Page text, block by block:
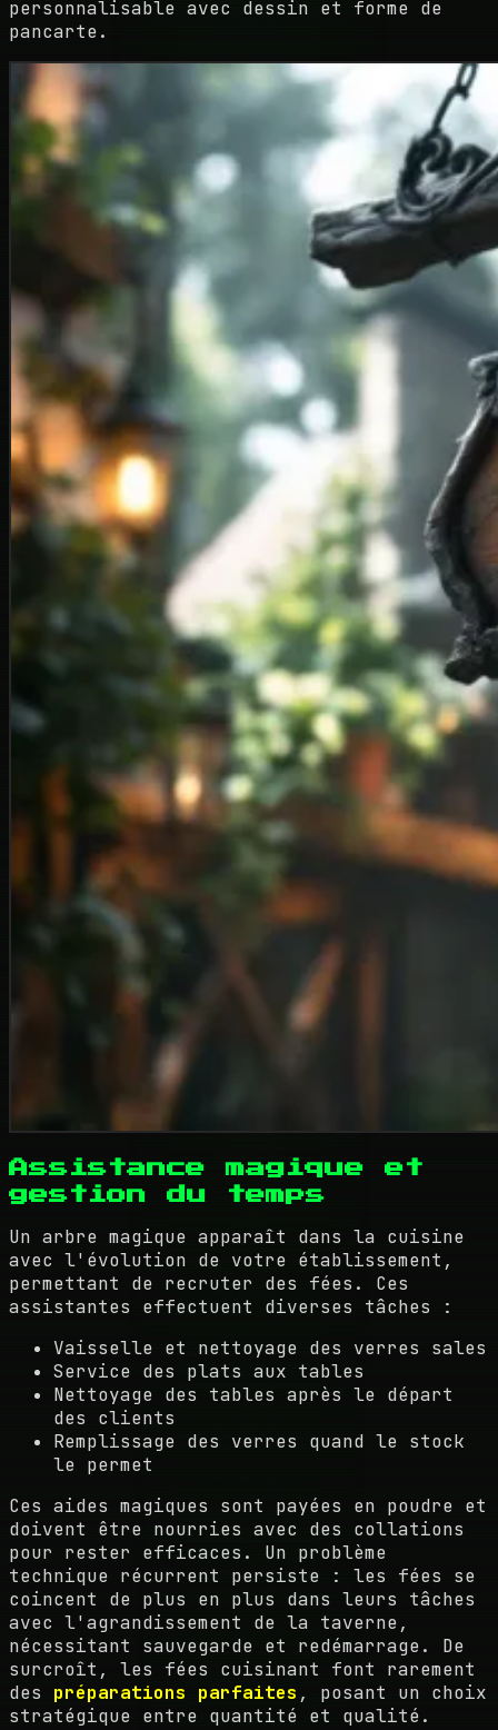
personnalisable avec dessin et forme de
pancarte.
Assistance magique et
gestion du temps
Un arbre magique apparaît dans la cuisine
avec l'évolution de votre établissement,
permettant de recruter des fées. Ces
assistantes effectuent diverses tâches :
Vaisselle et nettoyage des verres sales
Service des plats aux tables
Nettoyage des tables après le départ
des clients
Remplissage des verres quand le stock
le permet
Ces aides magiques sont payées en poudre et
doivent être nourries avec des collations
pour rester efficaces. Un problème
technique récurrent persiste : les fées se
coincent de plus en plus dans leurs tâches
avec l'agrandissement de la taverne,
nécessitant sauvegarde et redémarrage. De
surcroît, les fées cuisinant font rarement
des préparations parfaites , posant un choix
stratégique entre quantité et qualité.